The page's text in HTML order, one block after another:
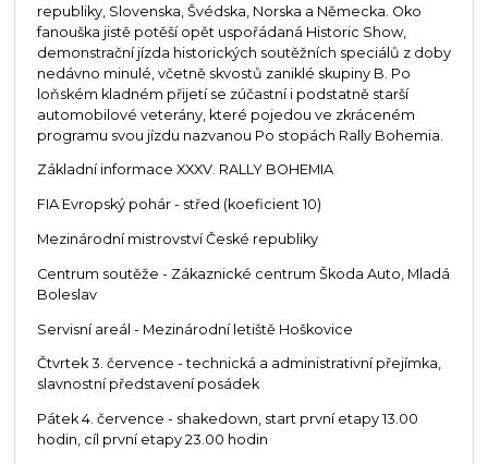
republiky, Slovenska, Švédska, Norska a Německa. Oko
fanouška jistě potěší opět uspořádaná Historic Show,
demonstrační jízda historických soutěžních speciálů z doby
nedávno minulé, včetně skvostů zaniklé skupiny B. Po
loňském kladném přijetí se zúčastní i podstatně starší
automobilové veterány, které pojedou ve zkráceném
programu svou jízdu nazvanou Po stopách Rally Bohemia.
Základní informace XXXV. RALLY BOHEMIA
FIA Evropský pohár - střed (koeficient 10)
Mezinárodní mistrovství České republiky
Centrum soutěže - Zákaznické centrum Škoda Auto, Mladá
Boleslav
Servisní areál - Mezinárodní letiště Hoškovice
Čtvrtek 3. července - technická a administrativní přejímka,
slavnostní představení posádek
Pátek 4. července - shakedown, start první etapy 13.00
hodin, cíl první etapy 23.00 hodin